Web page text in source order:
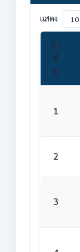
แสดง
ลำ
ดั
บ
1
2
3